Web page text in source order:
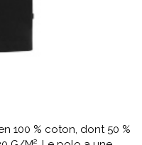
100 % coton, dont 50 %